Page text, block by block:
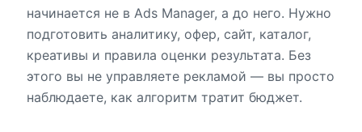
начинается не в Ads Manager, а до него. Нужно
подготовить аналитику, офер, сайт, каталог,
креативы и правила оценки результата. Без
этого вы не управляете рекламой — вы просто
наблюдаете, как алгоритм тратит бюджет.